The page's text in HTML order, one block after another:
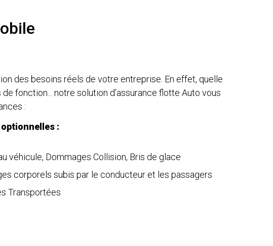
des besoins réels de votre entreprise. En effet, quelle
fonction... notre solution d'assurance flotte Auto vous
:
:
véhicule, Dommages Collision, Bris de glace
corporels subis par le conducteur et les passagers
Transportées